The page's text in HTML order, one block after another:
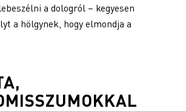
a dologról – kegyesen
a hölgynek, hogy elmondja a